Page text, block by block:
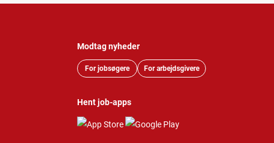
Modtag nyheder
For jobsøgere For arbejdsgivere
Hent job-apps